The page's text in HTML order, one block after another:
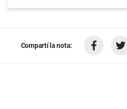
Compartí la nota: